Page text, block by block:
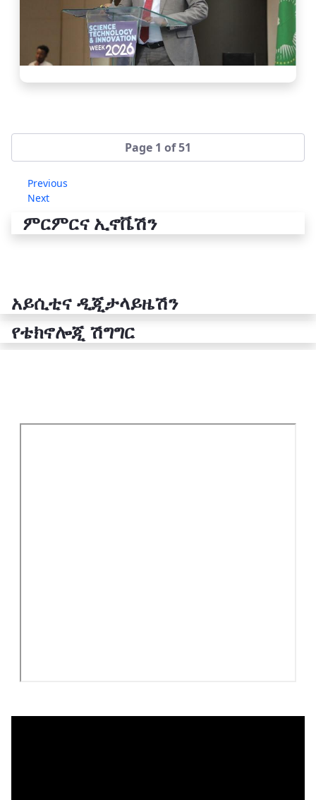
Page 1 of 51
Previous
Next
ምርምርና ኢኖቬሽን
አይሲቲና ዲጂታላይዜሽን
የቴክኖሎጂ ሽግግር